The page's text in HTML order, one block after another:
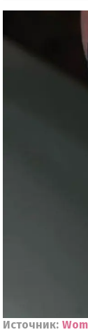
Источник: